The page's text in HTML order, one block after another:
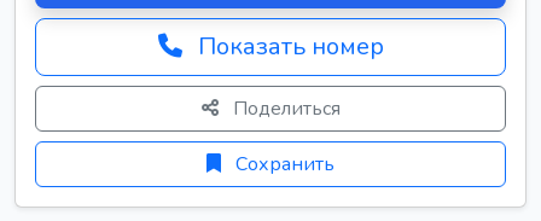
Показать номер
Поделиться
Сохранить